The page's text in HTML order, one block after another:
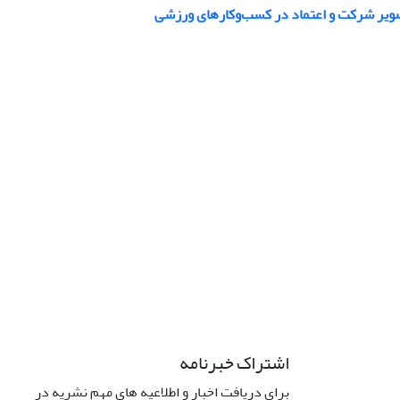
شرکت و اعتماد در کسب‌وکارهای ورزشی
اشتراک خبرنامه
برای دریافت اخبار و اطلاعیه های مهم نشریه در